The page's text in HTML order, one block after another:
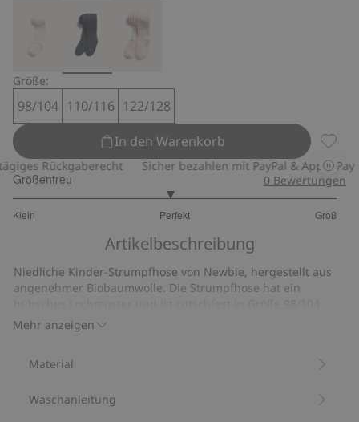
Größe:
98/104 110/116 122/128
In den Warenkorb
Rückgaberecht Sicher bezahlen mit PayPal & Apple Pay
Größentreu
Klein Perfekt Groß
von
33
Bewertungen
0 Bewertungen
Artikelbeschreibung
Mehr anzeigen
Niedliche Kinder-Strumpfhose von Newbie, hergestellt aus
angenehmer Biobaumwolle. Die Strumpfhose hat ein
Enthält 78 % Biobaumwolle.
Artikelnummer
Material
Waschanleitung